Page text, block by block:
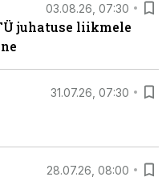
03.08.26, 07:30
juhatuse liikmele
31.07.26, 07:30
28.07.26, 08:00